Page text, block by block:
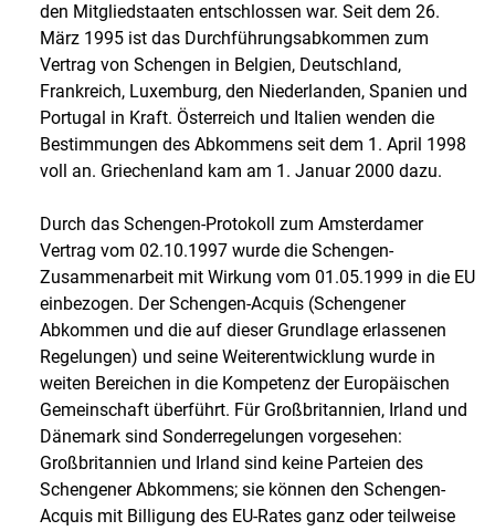
den Mitgliedstaaten entschlossen war. Seit dem 26.
März 1995 ist das Durchführungsabkommen zum
Vertrag von Schengen in Belgien, Deutschland,
Frankreich, Luxemburg, den Niederlanden, Spanien und
Portugal in Kraft. Österreich und Italien wenden die
Bestimmungen des Abkommens seit dem 1. April 1998
voll an. Griechenland kam am 1. Januar 2000 dazu.
Durch das Schengen-Protokoll zum Amsterdamer
Vertrag vom 02.10.1997 wurde die Schengen-
Zusammenarbeit mit Wirkung vom 01.05.1999 in die EU
einbezogen. Der Schengen-Acquis (Schengener
Abkommen und die auf dieser Grundlage erlassenen
Regelungen) und seine Weiterentwicklung wurde in
weiten Bereichen in die Kompetenz der Europäischen
Gemeinschaft überführt. Für Großbritannien, Irland und
Dänemark sind Sonderregelungen vorgesehen:
Großbritannien und Irland sind keine Parteien des
Schengener Abkommens; sie können den Schengen-
Acquis mit Billigung des EU-Rates ganz oder teilweise